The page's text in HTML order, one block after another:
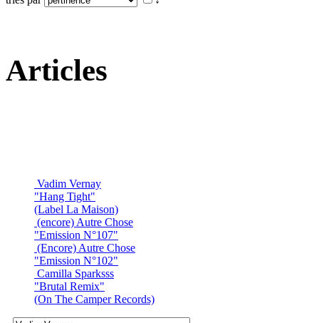
Articles
Vadim Vernay
"Hang Tight"
(Label La Maison)
(encore) Autre Chose
"Emission N°107"
(Encore) Autre Chose
"Emission N°102"
Camilla Sparksss
"Brutal Remix"
(On The Camper Records)